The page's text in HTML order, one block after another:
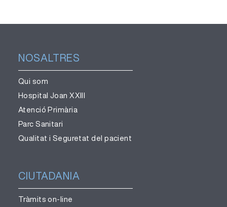
NOSALTRES
Qui som
Hospital Joan XXIII
Atenció Primària
Parc Sanitari
Qualitat i Seguretat del pacient
CIUTADANIA
Tràmits on-line